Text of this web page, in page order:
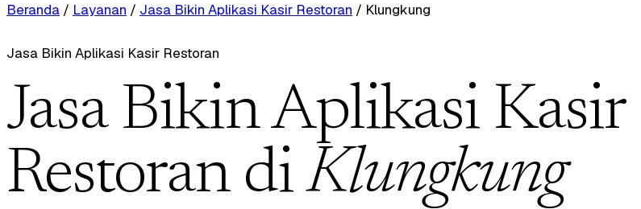
Beranda / Layanan / Jasa Bikin Aplikasi Kasir Restoran / Klungkung
Jasa Bikin Aplikasi Kasir Restoran
Jasa Bikin Aplikasi Kasir
Restoran diKlungkung